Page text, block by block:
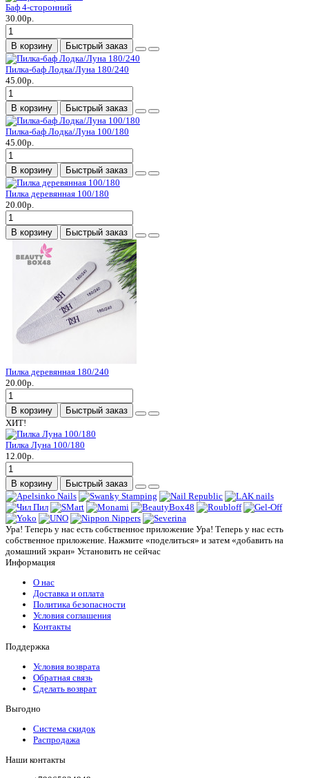
Баф 4-сторонний
30.00р.
В корзину Быстрый заказ
Пилка-баф Лодка/Луна 180/240
45.00р.
В корзину Быстрый заказ
Пилка-баф Лодка/Луна 100/180
45.00р.
В корзину Быстрый заказ
Пилка деревянная 100/180
20.00р.
В корзину Быстрый заказ
Пилка деревянная 180/240
20.00р.
В корзину
Быстрый заказ
ХИТ!
Пилка Луна 100/180
12.00р.
В корзину Быстрый заказ
Ура! Теперь у нас есть собственное приложение Ура! Теперь у нас есть
собственное приложение. Нажмите «поделиться» и затем «добавить на
домашний экран» Установить не сейчас
Информация
О нас
Доставка и оплата
Политика безопасности
Условия соглашения
Контакты
Поддержка
Условия возврата
Обратная связь
Сделать возврат
Выгодно
Система скидок
Распродажа
Наши контакты